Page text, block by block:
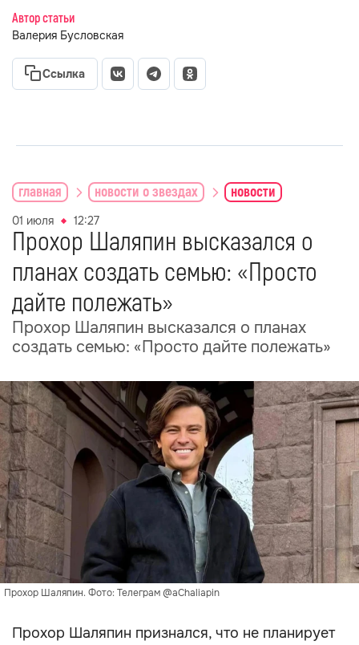
Автор статьи
Валерия Бусловская
Ссылка
главная новости о звездах новости
01 июля 12:27
Прохор Шаляпин высказался о
планах создать семью: «Просто
дайте полежать»
Прохор Шаляпин высказался о планах
создать семью: «Просто дайте полежать»
Прохор Шаляпин. Фото: Телеграм @aChaliapin
Прохор Шаляпин признался, что не планирует